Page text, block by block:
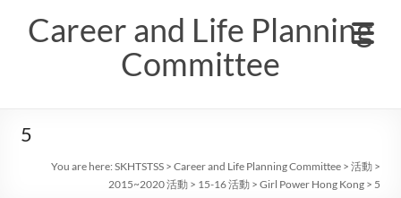
contentCareer and Life Planning
Committee
5
You are here:SKHTSTSS >Career and Life Planning Committee >活動 >
2015~2020 活動 > 15-16 活動 >Girl Power Hong Kong > 5